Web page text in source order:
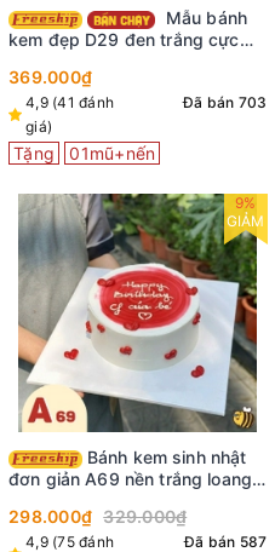
kem đẹp D29 đen trắng cực
369.000₫
4,9 (41 đánh
giá)
Đã bán 703
Tặng 01mũ+nến
9%
GIẢM
Bánh kem sinh nhật
đơn giản A69 nền trắng loang
nho nhỏ xinh xinh
298.000₫ 329.000₫
4,9 (75 đánh
Đã bán 587